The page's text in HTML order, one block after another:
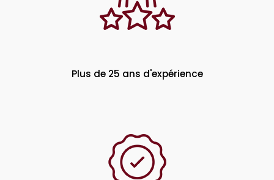
Plus de 25 ans d'expérience